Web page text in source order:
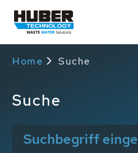
Home Suche
Suche